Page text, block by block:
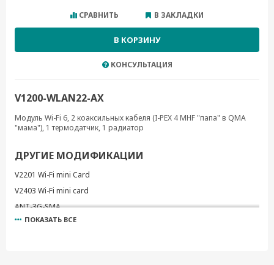
СРАВНИТЬ В ЗАКЛАДКИ
В КОРЗИНУ
КОНСУЛЬТАЦИЯ
V1200-WLAN22-AX
Модуль Wi-Fi 6, 2 коаксильных кабеля (I-PEX 4 MHF "папа" в QMA
"мама"), 1 термодатчик, 1 радиатор
ДРУГИЕ МОДИФИКАЦИИ
V2201 Wi-Fi mini Card
V2403 Wi-Fi mini card
ANT-3G-SMA
V2400-LTECat4-EMEA
ПОКАЗАТЬ ВСЕ